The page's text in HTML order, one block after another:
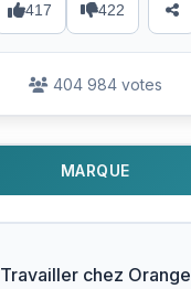
417 422
404 984 votes
MARQUE
Travailler chez Orange